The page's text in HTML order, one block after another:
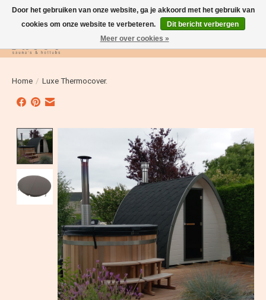
Verlanglijst
Home / Luxe Thermocover.
Product image slideshow Items
Door het gebruiken van onze website, ga je akkoord met het gebruik van
cookies om onze website te verbeteren.
Dit bericht verbergen
Meer over cookies »